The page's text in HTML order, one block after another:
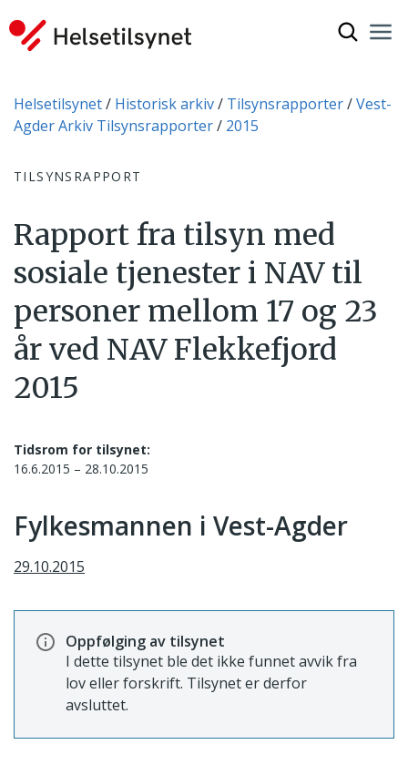
Du er her:
Helsetilsynet Historisk arkiv Tilsynsrapporter
Vest-
Agder Arkiv Tilsynsrapporter
2015
TILSYNSRAPPORT
Rapport fra tilsyn med
sosiale tjenester i NAV til
personer mellom 17 og 23
år ved NAV Flekkefjord
2015
Tidsrom for tilsynet:
16.6.2015 – 28.10.2015
Fylkesmannen i Vest-Agder
29.10.2015
Oppfølging av tilsynet
I dette tilsynet ble det ikke funnet avvik fra
lov eller forskrift. Tilsynet er derfor
avsluttet.